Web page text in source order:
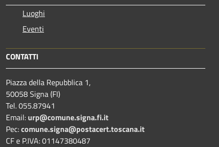
Luoghi
Eventi
CONTATTI
Piazza della Repubblica 1,
50058 Signa (FI)
Tel. 055.87941
Email: urp@comune.signa.fi.it
Pec:comune.signa@postacert.toscana.it
CF e P.IVA: 01147380487